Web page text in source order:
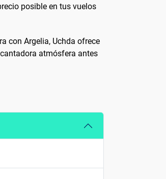
posible en tus vuelos
con Argelia, Uchda ofrece
atmósfera antes